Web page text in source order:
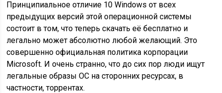
Принципиальное отличие 10 Windows от всех
предыдущих версий этой операционной системы
состоит в том, что теперь скачать её бесплатно и
легально может абсолютно любой желающий. Это
совершенно официальная политика корпорации
Microsoft. И очень странно, что до сих пор люди ищут
легальные образы ОС на сторонних ресурсах, в
частности, торрентах.